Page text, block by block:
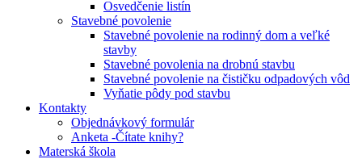
Osvedčenie listín
Stavebné povolenie
Stavebné povolenie na rodinný dom a veľké
stavby
Stavebné povolenia na drobnú stavbu
Stavebné povolenie na čističku odpadových vôd
Vyňatie pôdy pod stavbu
Kontakty
Objednávkový formulár
Anketa -Čítate knihy?
Materská škola